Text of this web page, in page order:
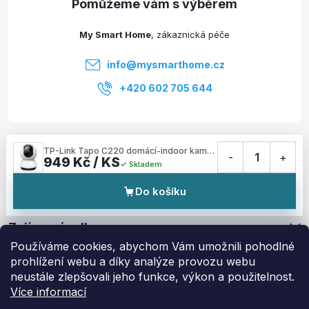
Používáme cookies, abychom Vám umožnili pohodlné
prohlížení webu a díky analýze provozu webu
neustále zlepšovali jeho funkce, výkon a použitelnost.
Více informací
Služby
Zajímavé odkazy
My Smart Home
info@mysmarthome.cz
+420 602 705 644
TP-Link Tapo C220 domácí-indoor kamera, (4MP, 2K QHD 1440p, IR 9m, micro SD card)
949 Kč / KS Skladem - 1 +
Do košíku